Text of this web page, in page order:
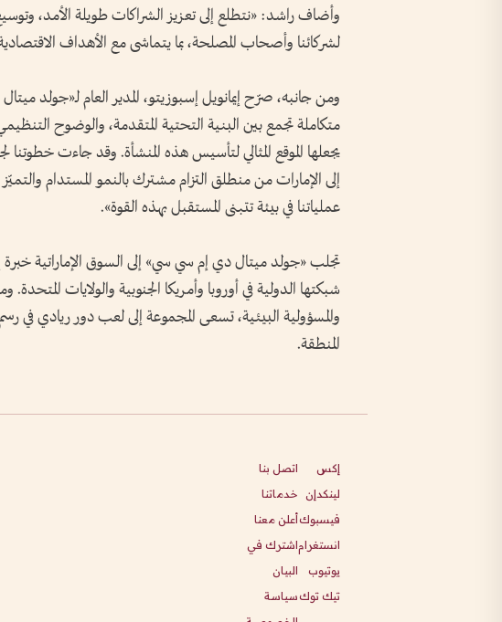
وأضاف راشد: «نتطلع إلى تعزيز الشراكات طويلة الأمد،
لشركائنا وأصحاب المصلحة، بما يتماشى مع الأهداف
ومن جانبه، صرّح إيمانويل إسبوزيتو، المدير العام لـ«جولد
متكاملة تجمع بين البنية التحتية المتقدمة، والوضوح
يجعلها الموقع المثالي لتأسيس هذه المنشأة. وقد جاءت خطوتنا
إلى الإمارات من منطلق التزام مشترك بالنمو المستدام
عملياتنا في بيئة تتبنى المستقبل بهذه القوة».
شبكتها الدولية في أوروبا وأمريكا الجنوبية والولايات المتحدة.
والمسؤولية البيئية، تسعى المجموعة إلى لعب دور ريادي في
المنطقة.
إكس
لينكدإن
فيسبوك
انستغرام
يوتيوب
تيك توك
اتصل بنا
خدماتنا
أعلن معنا
اشترك في
البيان
سياسة